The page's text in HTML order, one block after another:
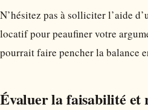
N’hésitez pas à solliciter l’aide
locatif pour peaufiner votre
pourrait faire pencher la balance
Évaluer la faisabilité